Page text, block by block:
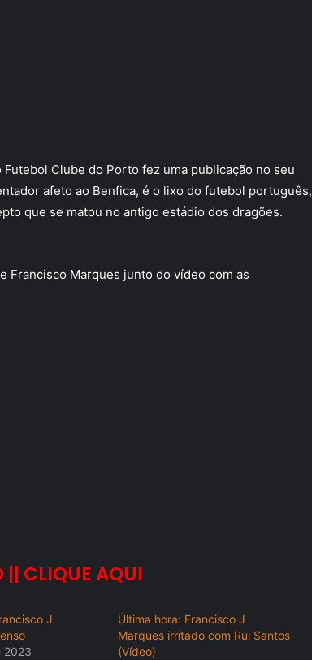
Clube do Porto fez uma publicação no seu
afeto ao Benfica, é o lixo do futebol português,
que se matou no antigo estádio dos dragões.
Francisco Marques junto do vídeo com as
|| CLIQUE AQUI
J
2023
Última hora: Francisco J
Marques irritado com Rui Santos
(Vídeo)